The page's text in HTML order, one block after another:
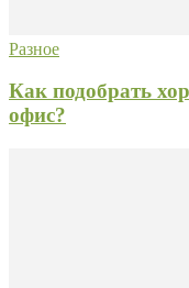
Разное
Как подобрать
офис?